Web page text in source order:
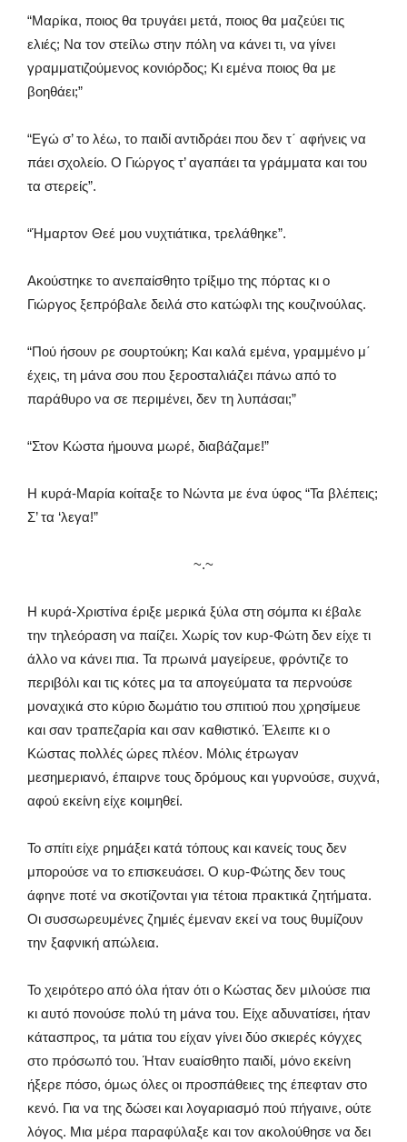
“Μαρίκα, ποιος θα τρυγάει μετά, ποιος θα μαζεύει τις
ελιές; Να τον στείλω στην πόλη να κάνει τι, να γίνει
γραμματιζούμενος κονιόρδος; Κι εμένα ποιος θα με
βοηθάει;”
“Εγώ σ’ το λέω, το παιδί αντιδράει που δεν τ΄ αφήνεις να
πάει σχολείο. Ο Γιώργος τ’ αγαπάει τα γράμματα και του
τα στερείς”.
“Ήμαρτον Θεέ μου νυχτιάτικα, τρελάθηκε”.
Ακούστηκε το ανεπαίσθητο τρίξιμο της πόρτας κι ο
Γιώργος ξεπρόβαλε δειλά στο κατώφλι της κουζινούλας.
“Πού ήσουν ρε σουρτούκη; Και καλά εμένα, γραμμένο μ΄
έχεις, τη μάνα σου που ξεροσταλιάζει πάνω από το
παράθυρο να σε περιμένει, δεν τη λυπάσαι;”
“Στον Κώστα ήμουνα μωρέ, διαβάζαμε!”
Η κυρά-Μαρία κοίταξε το Νώντα με ένα ύφος “Τα βλέπεις;
Σ’ τα ‘λεγα!”
~.~
Η κυρά-Χριστίνα έριξε μερικά ξύλα στη σόμπα κι έβαλε
την τηλεόραση να παίζει. Χωρίς τον κυρ-Φώτη δεν είχε τι
άλλο να κάνει πια. Τα πρωινά μαγείρευε, φρόντιζε το
περιβόλι και τις κότες μα τα απογεύματα τα περνούσε
μοναχικά στο κύριο δωμάτιο του σπιτιού που χρησίμευε
και σαν τραπεζαρία και σαν καθιστικό. Έλειπε κι ο
Κώστας πολλές ώρες πλέον. Μόλις έτρωγαν
μεσημεριανό, έπαιρνε τους δρόμους και γυρνούσε, συχνά,
αφού εκείνη είχε κοιμηθεί.
Το σπίτι είχε ρημάξει κατά τόπους και κανείς τους δεν
μπορούσε να το επισκευάσει. Ο κυρ-Φώτης δεν τους
άφηνε ποτέ να σκοτίζονται για τέτοια πρακτικά ζητήματα.
Οι συσσωρευμένες ζημιές έμεναν εκεί να τους θυμίζουν
την ξαφνική απώλεια.
Το χειρότερο από όλα ήταν ότι ο Κώστας δεν μιλούσε πια
κι αυτό πονούσε πολύ τη μάνα του. Είχε αδυνατίσει, ήταν
κάτασπρος, τα μάτια του είχαν γίνει δύο σκιερές κόγχες
στο πρόσωπό του. Ήταν ευαίσθητο παιδί, μόνο εκείνη
ήξερε πόσο, όμως όλες οι προσπάθειες της έπεφταν στο
κενό. Για να της δώσει και λογαριασμό πού πήγαινε, ούτε
λόγος. Μια μέρα παραφύλαξε και τον ακολούθησε να δει